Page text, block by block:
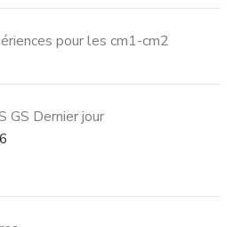
pour les cm1-cm2
GS Dernier jour